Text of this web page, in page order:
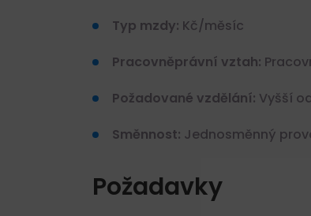
Typ mzdy: Kč/měsíc
Pracovněprávní vztah:
Požadované vzdělání: Vyšší
Směnnost: Jednosměnný
Požadavky